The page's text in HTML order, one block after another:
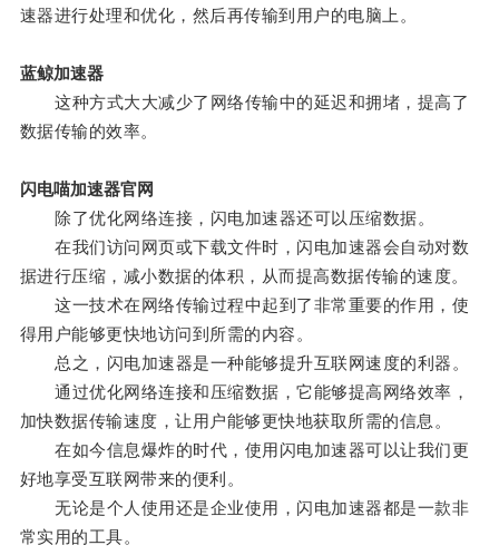
速器进行处理和优化，然后再传输到用户的电脑上。
蓝鲸加速器
这种方式大大减少了网络传输中的延迟和拥堵，提高了
数据传输的效率。
闪电喵加速器官网
除了优化网络连接，闪电加速器还可以压缩数据。
在我们访问网页或下载文件时，闪电加速器会自动对数
据进行压缩，减小数据的体积，从而提高数据传输的速度。
这一技术在网络传输过程中起到了非常重要的作用，使
得用户能够更快地访问到所需的内容。
总之，闪电加速器是一种能够提升互联网速度的利器。
通过优化网络连接和压缩数据，它能够提高网络效率，
加快数据传输速度，让用户能够更快地获取所需的信息。
在如今信息爆炸的时代，使用闪电加速器可以让我们更
好地享受互联网带来的便利。
无论是个人使用还是企业使用，闪电加速器都是一款非
常实用的工具。